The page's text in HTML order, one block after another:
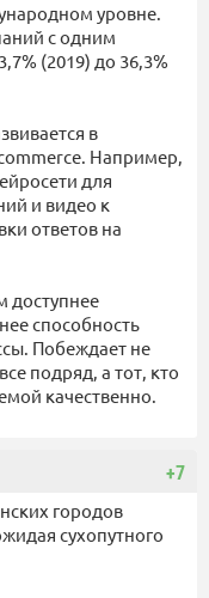
уровне.
с одним
(2019) до 36,3%
в
Например,
для
и видео к
ответов на
доступнее
способность
Побеждает не
подряд, а тот, кто
качественно.
+7
городов
сухопутного